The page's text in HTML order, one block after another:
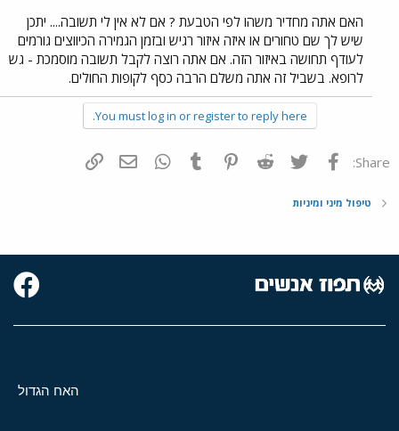
האם אתה מחדיר משהו לפי הטבעת ? אם לא אין לי תשובה.... יתכן
שיש לך שם טחורים או איזה איזור רגיש ובזמן הגמירה הכיווצים גורמים
לעודף תחושה באיזור הזה. אם אתה רוצה לקבל תשובה מוסמכת - גש
לרופא. בשביל זה אתה משלם הרבה כסף לקופות החולים.
You must log in or register to reply here.
Share: פייסבוק Twitter
Reddit
Pinterest
Tumblr
WhatsAppדואר אלקטרוני
טיפול מיני ומיניות
האח הגדול